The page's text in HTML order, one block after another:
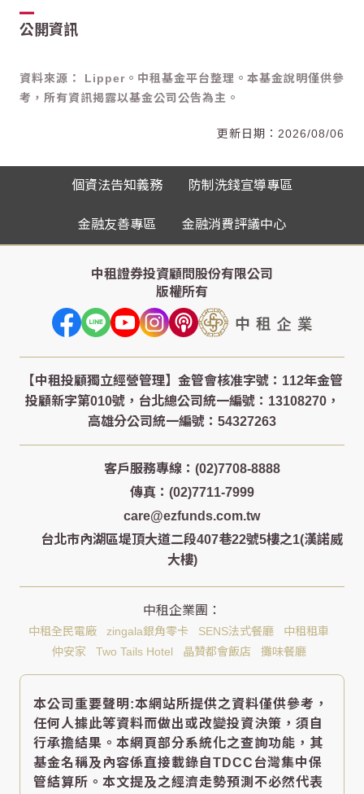
公開資訊
資料來源： Lipper。中租基金平台整理。本基金說明僅供參
考，所有資訊揭露以基金公司公告為主。
2026/08/06
個資法告知義務 防制洗錢宣導專區
金融友善專區 金融消費評議中心
中租證券投資顧問股份有限公司
版權所有
客戶服務專線：(02)7708-8888
傳真：(02)7711-7999
care@ezfunds.com.tw
台北市內湖區堤頂大道二段407巷22號5樓之1(漢諾威
大樓)
中租全民電廠 zingala銀角零卡 SENS法式餐廳
中租租車
仲安家
Two Tails Hotel 晶贊都會飯店 攤味餐廳
本公司重要聲明:本網站所提供之資料僅供參考，
任何人據此等資料而做出或改變投資決策，須自
行承擔結果。本網頁部分系統化之查詢功能，其
基金名稱及內容係直接載錄自TDCC台灣集中保
管結算所。本文提及之經濟走勢預測不必然代表